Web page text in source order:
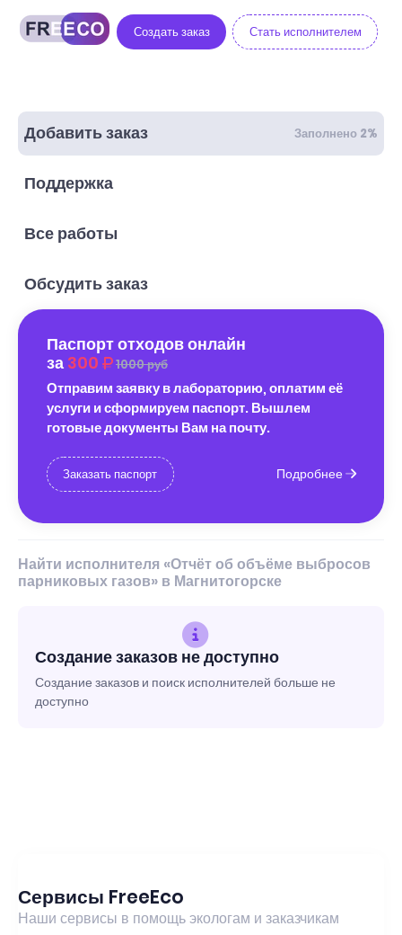
Создать заказ Стать исполнителем
Добавить заказ Заполнено 2%
Поддержка
Все работы
Обсудить заказ
Паспорт отходов онлайн
за 300 1000 руб
Отправим заявку в лабораторию, оплатим её
услуги и сформируем паспорт. Вышлем
готовые документы Вам на почту.
Заказать паспорт Подробнее
Найти исполнителя «Отчёт об объёме выбросов
парниковых газов» в Магнитогорске
Создание заказов не доступно
Создание заказов и поиск исполнителей больше не
доступно
Сервисы FreeEco
Наши сервисы в помощь экологам и заказчикам